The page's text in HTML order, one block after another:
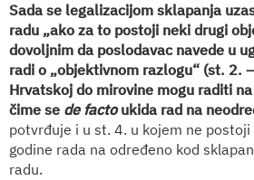
Sada se legalizacijom sklapanja
radu „ako za to postoji neki drugi
dovoljnim da poslodavac navede u
radi o „objektivnom razlogu“ (st. 2.
Hrvatskoj do mirovine mogu raditi
čime se de factoukida rad na
potvrđuje i u st. 4. u kojem ne postoji
godine rada na određeno kod
radu.